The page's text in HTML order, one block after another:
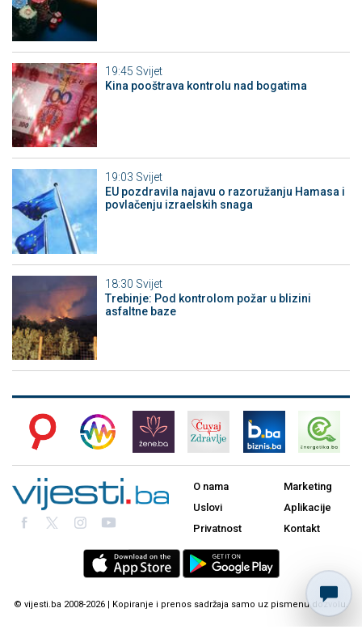
19:45 Svijet
Kina pooštrava kontrolu nad bogatima
19:03 Svijet
EU pozdravila najavu o razoružanju Hamasa i
povlačenju izraelskih snaga
18:30 Svijet
Trebinje: Pod kontrolom požar u blizini
asfaltne baze
O nama
Uslovi
Privatnost
Marketing
Aplikacije
Kontakt
© vijesti.ba 2008-2026 | Kopiranje i prenos sadržaja samo uz pismenu dozvolu.